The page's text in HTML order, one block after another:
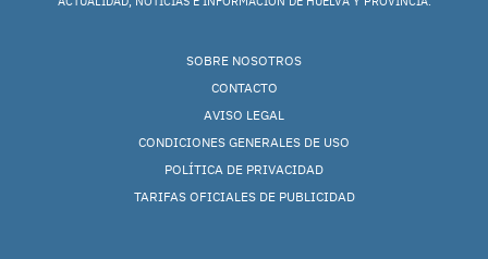
SOBRE NOSOTROS
CONTACTO
AVISO LEGAL
CONDICIONES GENERALES DE USO
POLÍTICA DE PRIVACIDAD
TARIFAS OFICIALES DE PUBLICIDAD